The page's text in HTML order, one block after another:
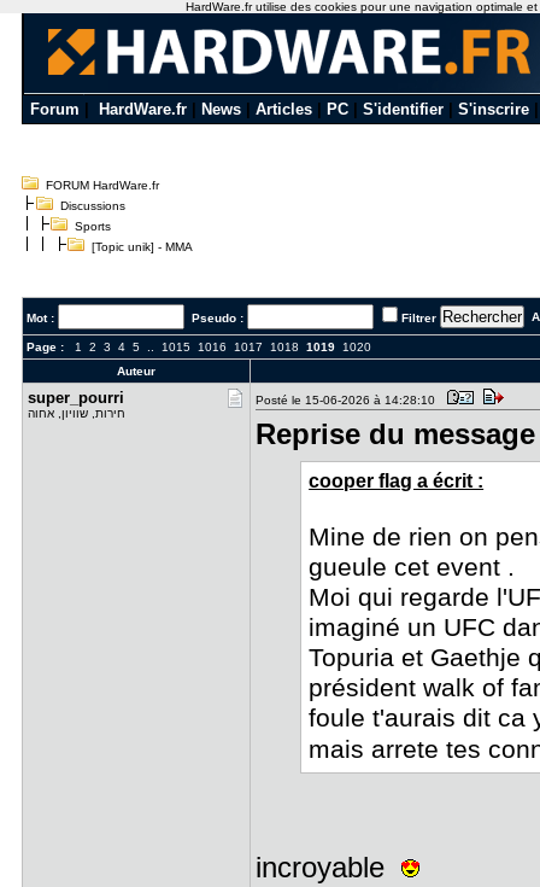
Forum HardWare.fr News Articles PC S'identifier S'inscrire
FORUM HardWare.fr
Discussions
Sports
[Topic unik] - MMA
Mot : Pseudo : Filtrer
Page : 1 2 3 4 5.. 1015 1016 1017 1018 1019
1020
Auteur
super_pour​ri
חירות, שוויון, אחוה
Posté le 15-06-2026 à 14:28:10
Reprise du
cooper flag a écrit :
Mine de rien on
gueule cet event .
Moi qui regarde
imaginé un UFC
Topuria et Gaethje
président walk of
foule t'aurais dit ca
mais arrete tes
incroyable
HardWare.fr utilise des cookies pour une navigation optimale